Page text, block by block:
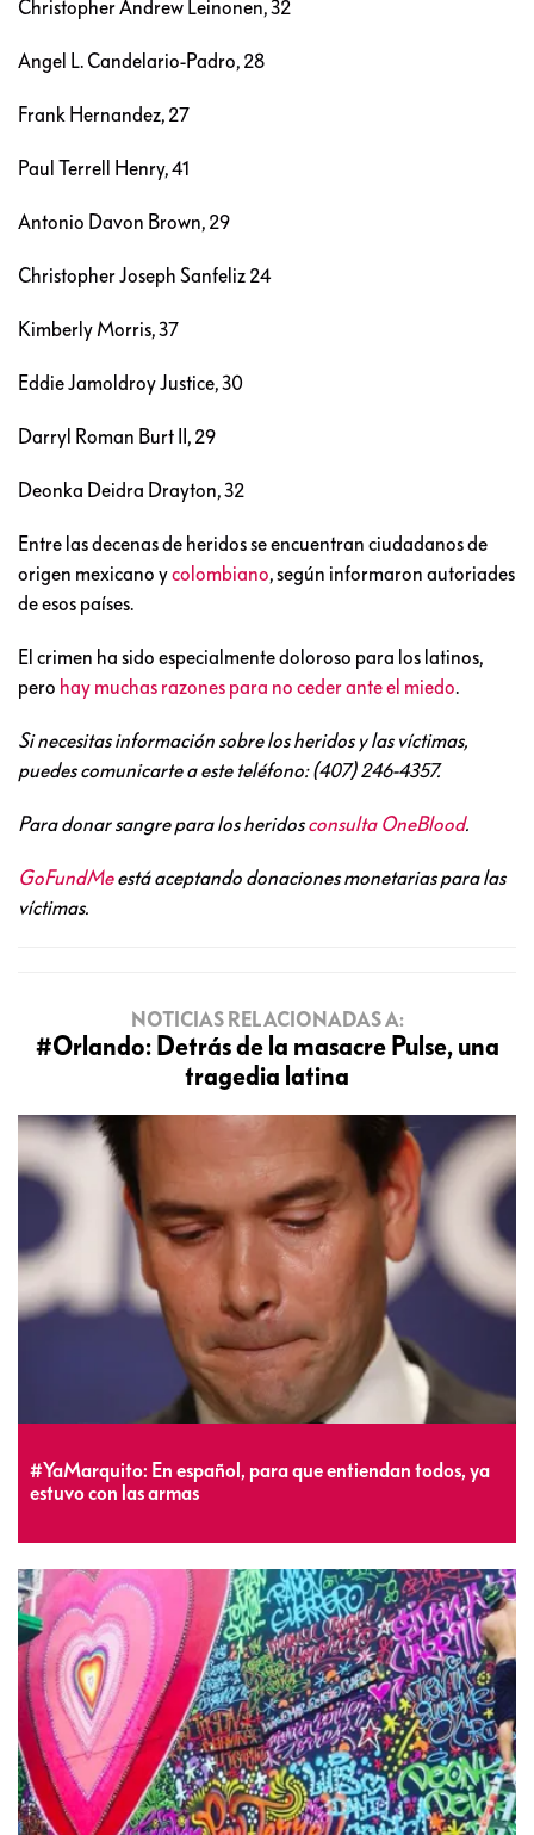
Christopher Andrew Leinonen, 32
Angel L. Candelario-Padro, 28
Frank Hernandez, 27
Paul Terrell Henry, 41
Antonio Davon Brown, 29
Christopher Joseph Sanfeliz 24
Kimberly Morris, 37
Eddie Jamoldroy Justice, 30
Darryl Roman Burt II, 29
Deonka Deidra Drayton, 32
Entre las decenas de heridos se encuentran ciudadanos de
origen mexicano ycolombiano, según informaron autoriades
de esos países.
El crimen ha sido especialmente doloroso para los latinos,
pero hay muchas razones para no ceder ante el miedo.
Si necesitas información sobre los heridos y las víctimas,
puedes comunicarte a este teléfono: (407) 246-4357.
Para donar sangre para los heridosconsulta OneBlood.
GoFundMeestá aceptando donaciones monetarias para las
víctimas.
NOTICIAS RELACIONADAS A:
#Orlando: Detrás de la masacre Pulse, una
tragedia latina
#YaMarquito: En español, para que entiendan todos, ya
estuvo con las armas